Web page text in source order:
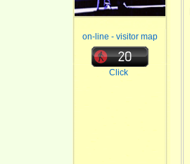
on-line - visitor map
Click